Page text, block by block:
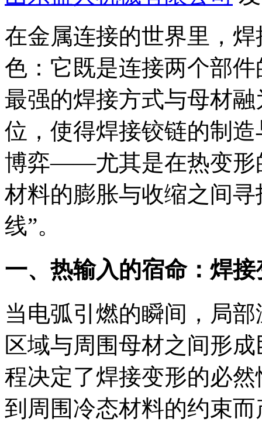
在金属连接的世界里，
色：它既是连接两个部
最强的焊接方式与母材
位，使得焊接铰链的制
博弈——尤其是在热变形
材料的膨胀与收缩之间
线”。
一、热输入的宿命：焊
当电弧引燃的瞬间，局
区域与周围母材之间形
程决定了焊接变形的必
到周围冷态材料的约束